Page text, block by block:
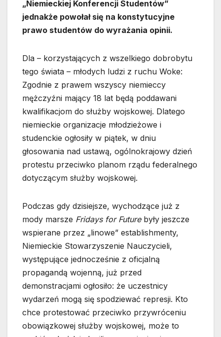
„Niemieckiej Konferencji Studentów”
jednakże powołał się na konstytucyjne
prawo studentów do wyrażania opinii.
Dla – korzystających z wszelkiego dobrobytu
tego świata – młodych ludzi z ruchu Woke:
Zgodnie z prawem wszyscy niemieccy
mężczyźni mający 18 lat będą poddawani
kwalifikacjom do służby wojskowej. Dlatego
niemieckie organizacje młodzieżowe i
studenckie ogłosiły w piątek, w dniu
głosowania nad ustawą, ogólnokrajowy dzień
protestu przeciwko planom rządu federalnego
dotyczącym służby wojskowej.
Podczas gdy dzisiejsze, wychodzące już z
mody marsze Fridays for Futurebyły jeszcze
wspierane przez „linowe” establishmenty,
Niemieckie Stowarzyszenie Nauczycieli,
występujące jednocześnie z oficjalną
propagandą wojenną, już przed
demonstracjami ogłosiło: że uczestnicy
wydarzeń mogą się spodziewać represji. Kto
chce protestować przeciwko przywróceniu
obowiązkowej służby wojskowej, może to